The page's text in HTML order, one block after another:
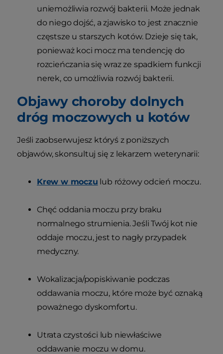
uniemożliwia rozwój bakterii. Może jednak
do niego dojść, a zjawisko to jest znacznie
częstsze u starszych kotów. Dzieje się tak,
ponieważ koci mocz ma tendencję do
rozcieńczania się wraz ze spadkiem funkcji
nerek, co umożliwia rozwój bakterii.
Objawy choroby dolnych
dróg moczowych u kotów
Jeśli zaobserwujesz któryś z poniższych
objawów, skonsultuj się z lekarzem weterynarii:
Krew w moczu lub różowy odcień moczu.
Chęć oddania moczu przy braku
normalnego strumienia. Jeśli Twój kot nie
oddaje moczu, jest to nagły przypadek
medyczny.
Wokalizacja/popiskiwanie podczas
oddawania moczu, które może być oznaką
poważnego dyskomfortu.
Utrata czystości lub niewłaściwe
oddawanie moczu w domu.